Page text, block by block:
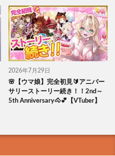
2026年7月29日
🌸【ウマ娘】完全初見🔰アニバー
サリーストーリー続き！！2nd～
5th Anniversary🐴💕【VTuber】